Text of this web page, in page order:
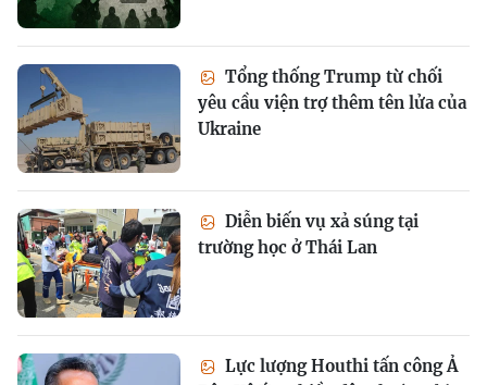
Tổng thống Trump từ chối
yêu cầu viện trợ thêm tên lửa của
Ukraine
Diễn biến vụ xả súng tại
trường học ở Thái Lan
Lực lượng Houthi tấn công Ả